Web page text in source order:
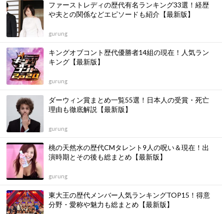
ファーストレディの歴代有名ランキング33選！経歴
や夫との関係などエピソードも紹介【最新版】
gurung
キングオブコント歴代優勝者14組の現在！人気ラン
キング【最新版】
gurung
ダーウィン賞まとめ一覧55選！日本人の受賞・死亡
理由も徹底解説【最新版】
gurung
桃の天然水の歴代CMタレント9人の呪い＆現在！出
演時期とその後も総まとめ【最新版】
gurung
東大王の歴代メンバー人気ランキングTOP15！得意
分野・愛称や魅力も総まとめ【最新版】